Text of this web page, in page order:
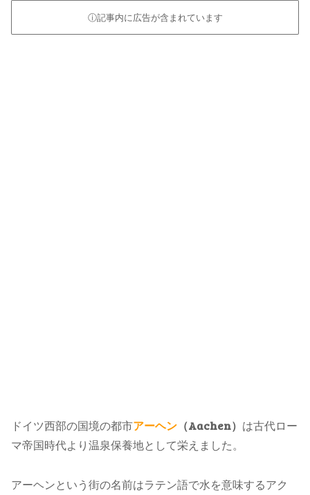
ⓘ記事内に広告が含まれています
ドイツ西部の国境の都市アーヘン （Aachen） は古代ロー
マ帝国時代より温泉保養地として栄えました。
アーヘンという街の名前はラテン語で水を意味するアク